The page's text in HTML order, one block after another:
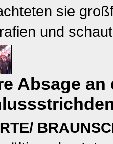
sie
und
Absage an